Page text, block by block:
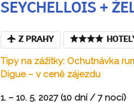
SEYCHELLOIS +
Z PRAHY
Tipy na zážitky: Ochutnávka
Digue – v ceně zájezdu
1. – 10. 5. 2027 (10 dní / 7 nocí)